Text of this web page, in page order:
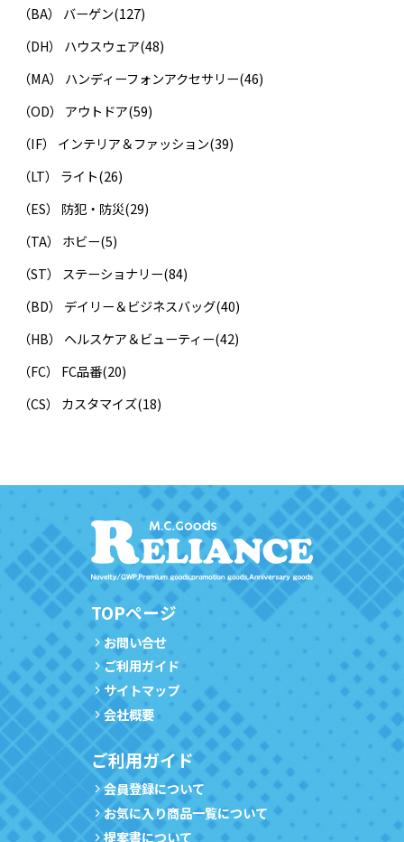
（BA） バーゲン(127)
（DH） ハウスウェア(48)
（MA） ハンディーフォンアクセサリー(46)
（OD） アウトドア(59)
（IF） インテリア＆ファッション(39)
（LT） ライト(26)
（ES） 防犯・防災(29)
（TA） ホビー(5)
（ST） ステーショナリー(84)
（BD） デイリー＆ビジネスバッグ(40)
（HB） ヘルスケア＆ビューティー(42)
（FC） FC品番(20)
（CS） カスタマイズ(18)
TOPページ
お問い合せ
ご利用ガイド
サイトマップ
会社概要
ご利用ガイド
会員登録について
お気に入り商品一覧について
提案書について